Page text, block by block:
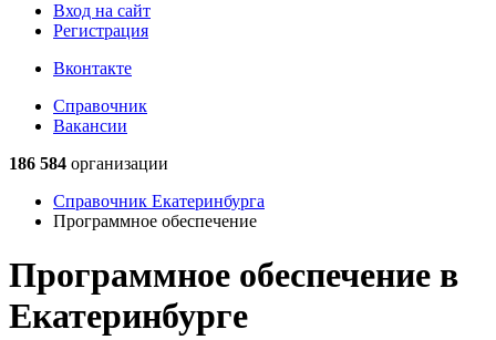
Вход на сайт
Регистрация
Вконтакте
Справочник
Вакансии
186 584 организации
Справочник Екатеринбурга
Программное обеспечение
Программное обеспечение в
Екатеринбурге